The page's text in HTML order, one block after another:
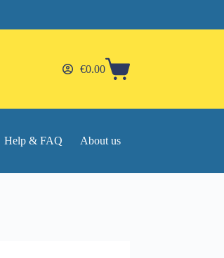
Shopping
€0.00
Help & FAQ About us